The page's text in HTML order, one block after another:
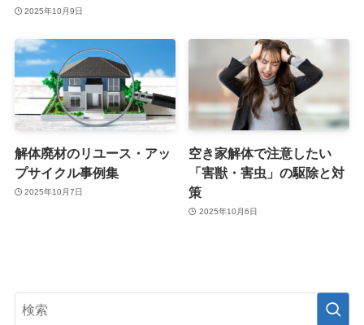
2025年10月9日
解体廃材のリユース・アッ
プサイクル事例集
2025年10月7日
空き家解体で注意したい
「害獣・害虫」の駆除と対
策
2025年10月6日